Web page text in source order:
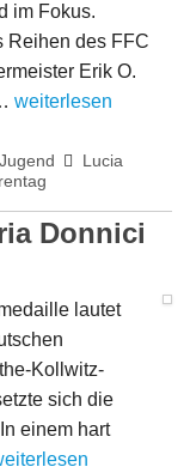
im Fokus.
Reihen des FFC
Erik O.
weiterlesen
Jugend
Lucia
Donnici
lautet
Kollwitz-
sich die
einem hart